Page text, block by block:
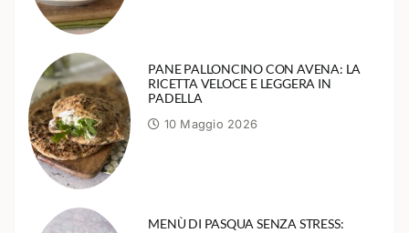
PANE PALLONCINO CON AVENA: LA
RICETTA VELOCE E LEGGERA IN
PADELLA
10 Maggio 2026
MENÙ DI PASQUA SENZA STRESS: